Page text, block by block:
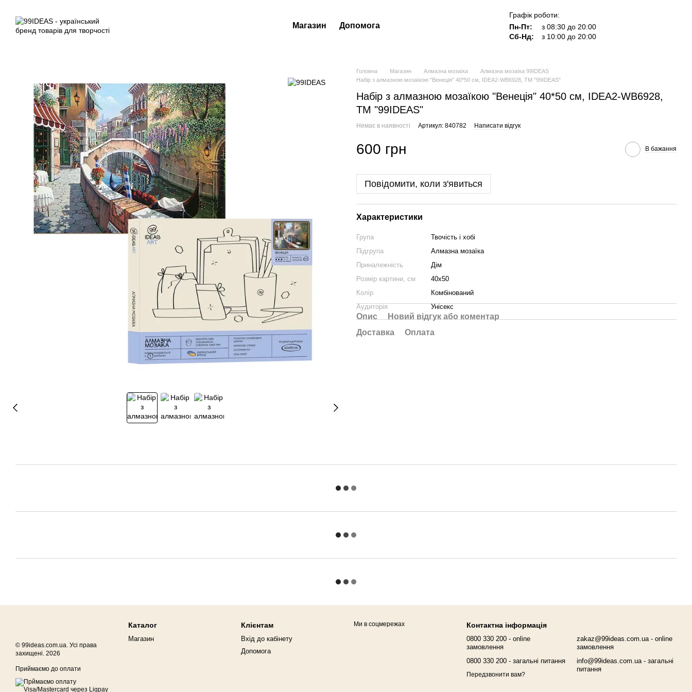
Магазин Допомога
Графік роботи:
Пн-Пт:
з 08:30 до 20:00
Сб-Нд:
з 10:00 до 20:00
Головна Магазин Алмазна мозаїка
Алмазна мозаїка 99IDEAS
Набір з алмазною мозаїкою "Венеція" 40*50 см, IDEA2-WB6928, ТМ "99IDEAS"
Набір з алмазною мозаїкою "Венеція" 40*50 см, IDEA2-WB6928,
ТМ "99IDEAS"
Немає в наявності Артикул: 840782 Написати відгук
600 грн В бажання
Повідомити, коли з'явиться
Характеристики
Група
Твочість і хобі
Підгрупа
Алмазна мозаїка
Приналежність
Дім
Розмір картини, см
40x50
Колір
Комбінований
Аудиторія
Унісекс
Опис
Новий відгук або коментар
Доставка
Оплата
© 99ideas.com.ua. Усі права
захищені. 2026
Приймаємо до оплати
Каталог
Магазин
Клієнтам
Вхід до кабінету
Допомога
Ми в соцмережах Контактна інформація
0800 330 200 - online
замовлення
0800 330 200 - загальні питання
Передзвонити вам?
zakaz@99ideas.com.ua - online
замовлення
info@99ideas.com.ua - загальні
питання